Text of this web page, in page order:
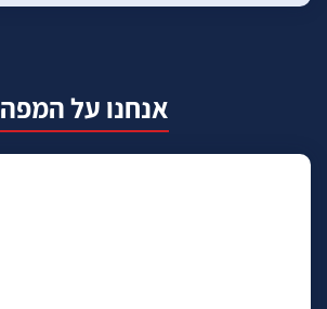
אנחנו על המפה